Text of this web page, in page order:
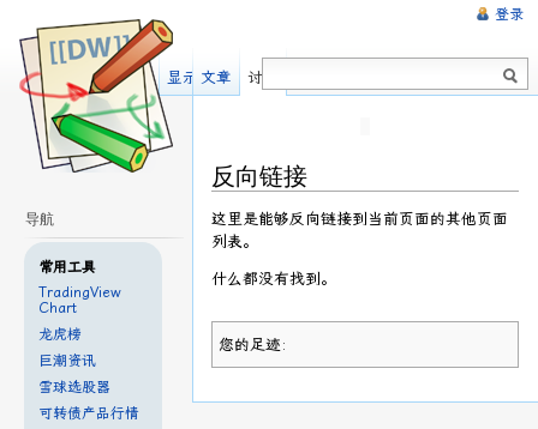
反向链接
这里是能够反向链接到当前页面的其他页面
列表。
什么都没有找到。
您的足迹:
登录
文章 讨论
显示源文件
导航
常用工具
TradingView
Chart
龙虎榜
巨潮资讯
雪球选股器
可转债产品行情